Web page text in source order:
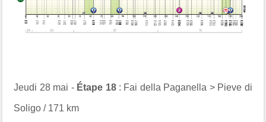
Jeudi 28 mai -Étape 18: Fai della Paganella > Pieve di
Soligo / 171 km